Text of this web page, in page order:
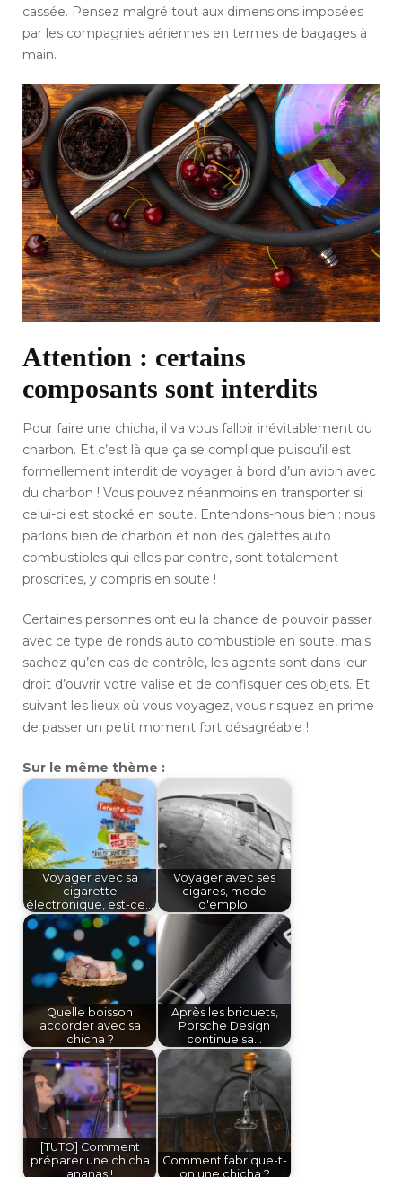
cassée. Pensez malgré tout aux dimensions imposées
par les compagnies aériennes en termes de bagages à
main.
Attention : certains
composants sont interdits
Pour faire une chicha, il va vous falloir inévitablement du
charbon. Et c’est là que ça se complique puisqu’il est
formellement interdit de voyager à bord d’un avion avec
du charbon ! Vous pouvez néanmoins en transporter si
celui-ci est stocké en soute. Entendons-nous bien : nous
parlons bien de charbon et non des galettes auto
combustibles qui elles par contre, sont totalement
proscrites, y compris en soute !
Certaines personnes ont eu la chance de pouvoir passer
avec ce type de ronds auto combustible en soute, mais
sachez qu’en cas de contrôle, les agents sont dans leur
droit d’ouvrir votre valise et de confisquer ces objets. Et
suivant les lieux où vous voyagez, vous risquez en prime
de passer un petit moment fort désagréable !
Sur le même thème :
Voyager avec sa
cigarette
électronique, est-ce…
Voyager avec ses
cigares, mode
d'emploi
Quelle boisson
accorder avec sa
chicha ?
Après les briquets,
Porsche Design
continue sa…
[TUTO] Comment
préparer une chicha
ananas !
Comment fabrique-t-
on une chicha ?